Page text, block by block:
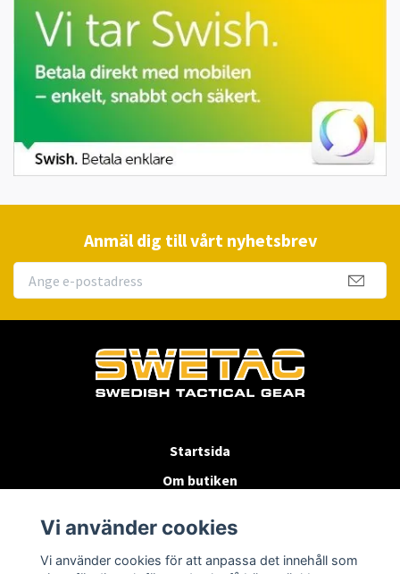
Anmäl dig till vårt nyhetsbrev
Startsida
Om butiken
Byten & Returer
Kontakta oss
Vi använder cookies
Vi använder cookies för att anpassa det innehåll som